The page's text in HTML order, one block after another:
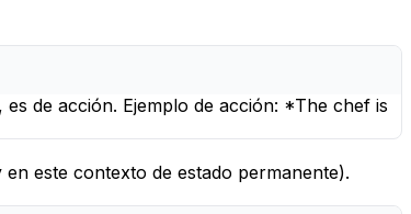
de acción. Ejemplo de acción: *The chef is
en este contexto de estado permanente).